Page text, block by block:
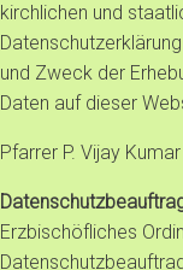
kirchlichen und
und Zweck der
Daten auf dieser
Pfarrer P. Vijay
Erzbischöfliches